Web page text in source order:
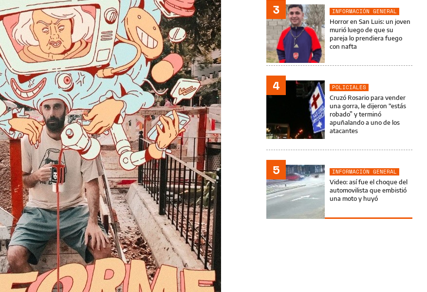
3
INFORMACIÓN GENERAL
Horror en San Luis: un joven
murió luego de que su
pareja lo prendiera fuego
con nafta
4
POLICIALES
Cruzó Rosario para vender
una gorra, le dijeron “estás
robado” y terminó
apuñalando a uno de los
atacantes
5
INFORMACIÓN GENERAL
Video: así fue el choque del
automovilista que embistió
una moto y huyó